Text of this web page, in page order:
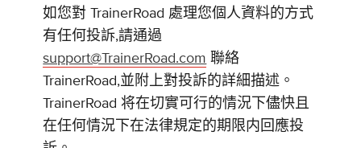
如您對 TrainerRoad 處理您個人資料的方式
有任何投訴,請通過
support@TrainerRoad.com 聯絡
TrainerRoad,並附上對投訴的詳細描述。
TrainerRoad 将在切實可行的情況下儘快且
在任何情況下在法律規定的期限内回應投